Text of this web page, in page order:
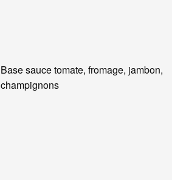
Base sauce tomate, fromage, jambon,
champignons